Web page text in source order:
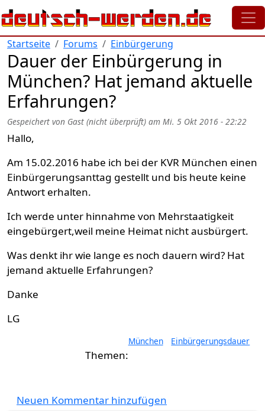
Direkt zum Inhalt
Startseite Forums Einbürgerung
Dauer der Einbürgerung in
München? Hat jemand aktuelle
Erfahrungen?
Gespeichert von Gast (nicht überprüft) am Mi. 5 Okt 2016 - 22:22
Hallo,
Am 15.02.2016 habe ich bei der KVR München einen
Einbürgerungsanttag gestellt und bis heute keine
Antwort erhalten.
Ich werde unter hinnahme von Mehrstaatigkeit
eingebürgert,weil meine Heimat nicht ausbürgert.
Was denkt ihr wie lange es noch dauern wird? Hat
jemand aktuelle Erfahrungen?
Danke
LG
München Einbürgerungsdauer
Neuen Kommentar hinzufügen